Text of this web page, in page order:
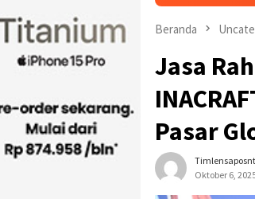
Beranda
Jasa
Pasar
Oktober 6,